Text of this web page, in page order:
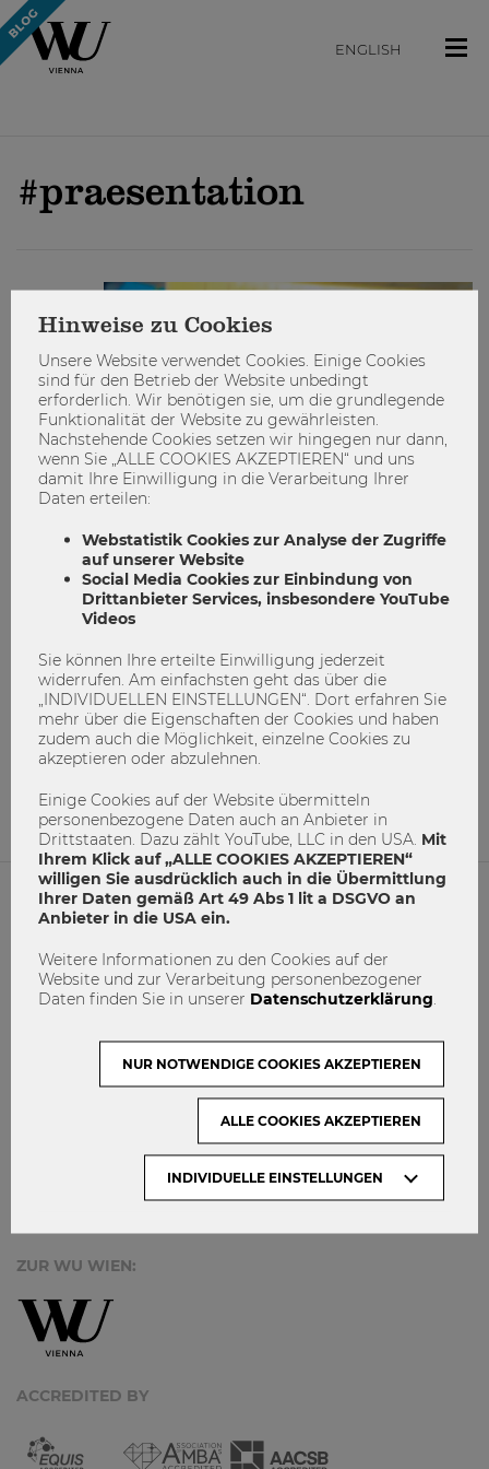
ENGLISH
#praesentation
Meine schrecklichste Gruppenarbeit
Gruppenarbeit PowerPoint
Präsentation
Studium
Team
NETIQUETTE
IMPRESSUM
MACH MIT!
DATENSCHUTZ
ZUR WU WIEN:
ACCREDITED BY
Hinweise zu Cookies
Unsere Website verwendet Cookies. Einige Cookies
sind für den Betrieb der Website unbedingt
erforderlich. Wir benötigen sie, um die grundlegende
Funktionalität der Website zu gewährleisten.
Nachstehende Cookies setzen wir hingegen nur dann,
wenn Sie „ALLE COOKIES AKZEPTIEREN“ und uns
damit Ihre Einwilligung in die Verarbeitung Ihrer
Daten erteilen:
Webstatistik Cookies zur Analyse der Zugriffe
auf unserer Website
Social Media Cookies zur Einbindung von
Drittanbieter Services, insbesondere YouTube
Videos
Sie können Ihre erteilte Einwilligung jederzeit
widerrufen. Am einfachsten geht das über die
„INDIVIDUELLEN EINSTELLUNGEN“. Dort erfahren Sie
mehr über die Eigenschaften der Cookies und haben
zudem auch die Möglichkeit, einzelne Cookies zu
akzeptieren oder abzulehnen.
Einige Cookies auf der Website übermitteln
personenbezogene Daten auch an Anbieter in
Drittstaaten. Dazu zählt YouTube, LLC in den USA. Mit
Ihrem Klick auf „ALLE COOKIES AKZEPTIEREN“
willigen Sie ausdrücklich auch in die Übermittlung
Ihrer Daten gemäß Art 49 Abs 1 lit a DSGVO an
Anbieter in die USA ein.
Weitere Informationen zu den Cookies auf der
Website und zur Verarbeitung personenbezogener
Daten finden Sie in unserer Datenschutzerklärung
INDIVIDUELLE EINSTELLUNGEN
NUR NOTWENDIGE COOKIES AKZEPTIEREN
ALLE COOKIES AKZEPTIEREN